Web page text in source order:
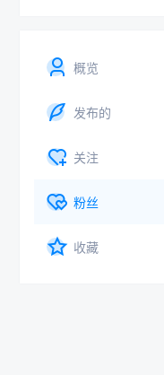
概览
发布的
关注
粉丝
收藏